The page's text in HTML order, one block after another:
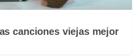
canciones viejas mejor